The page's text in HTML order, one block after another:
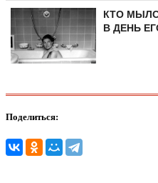
КТО
В ДЕНЬ
Поделиться: